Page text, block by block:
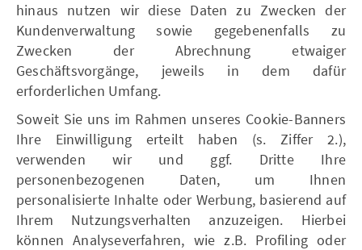
hinaus nutzen wir diese Daten zu Zwecken der
Kundenverwaltung sowie gegebenenfalls zu
Zwecken der Abrechnung etwaiger
Geschäftsvorgänge, jeweils in dem dafür
erforderlichen Umfang.
Soweit Sie uns im Rahmen unseres Cookie-Banners
Ihre Einwilligung erteilt haben (s. Ziffer 2.),
verwenden wir und ggf. Dritte Ihre
personenbezogenen Daten, um Ihnen
personalisierte Inhalte oder Werbung, basierend auf
Ihrem Nutzungsverhalten anzuzeigen. Hierbei
können Analyseverfahren, wie z.B. Profiling oder